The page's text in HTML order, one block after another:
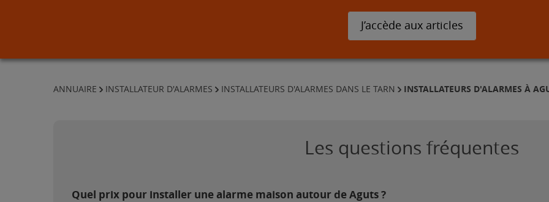
J’accède aux articles
ANNUAIRE INSTALLATEUR D'ALARMES INSTALLATEURS D'ALARMES DANS LE TARN INSTALLATEURS D'ALARMES À
Les questions fréquentes
Quel prix pour installer une alarme maison autour de Aguts ?